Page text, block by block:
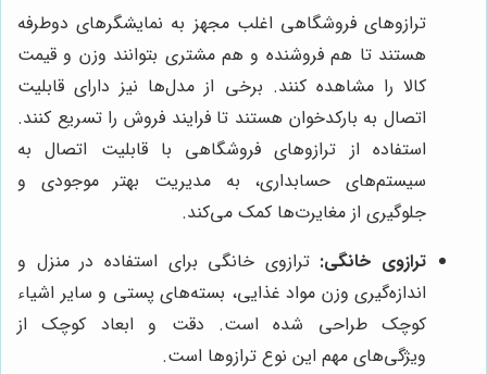
ترازوهای فروشگاهی اغلب مجهز به نمایشگرهای دوطرفه
هستند تا هم فروشنده و هم مشتری بتوانند وزن و قیمت
کالا را مشاهده کنند. برخی از مدل‌ها نیز دارای قابلیت
اتصال به بارکدخوان هستند تا فرایند فروش را تسریع کنند.
استفاده از ترازوهای فروشگاهی با قابلیت اتصال به
سیستم‌های حسابداری، به مدیریت بهتر موجودی و
جلوگیری از مغایرت‌ها کمک می‌کند.
ترازوی خانگی: ترازوی خانگی برای استفاده در منزل و
اندازه‌گیری وزن مواد غذایی، بسته‌های پستی و سایر اشیاء
کوچک طراحی شده است. دقت و ابعاد کوچک از
ویژگی‌های مهم این نوع ترازوها است.